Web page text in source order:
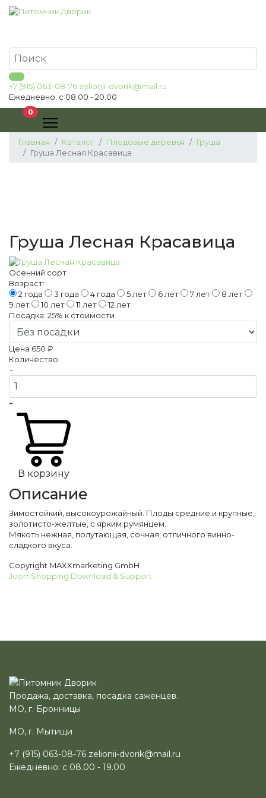
+7 (915) 063-08-76 zelionii-dvorik@mail.ru
Ежедневно: с 08.00 - 20.00
0В корзину
Главная Каталог Плодовые деревья
Груша
Груша Лесная Красавица
Груша Лесная Красавица
Осенний сорт
Возраст:
2 года
3 года 4 года 5 лет 6 лет 7 лет
8 лет
9 лет
10 лет 11 лет
12 лет
Посадка: 25% к стоимости
Цена 650 ₽
Количество:
−
+
В корзину
Описание
Зимостойкий, высокоурожайный. Плоды средние и крупные,
золотисто-желтые, с ярким румянцем.
Мякоть нежная, полутающая, сочная, отличного винно-
сладкого вкуса.
Copyright MAXXmarketing GmbH
JoomShopping Download & Support
Продажа, доставка, посадка саженцев.
МО, г. Бронницы
МО, г. Мытищи
+7 (915) 063-08-76 zelionii-dvorik@mail.ru
Ежедневно: с 08.00 - 19.00